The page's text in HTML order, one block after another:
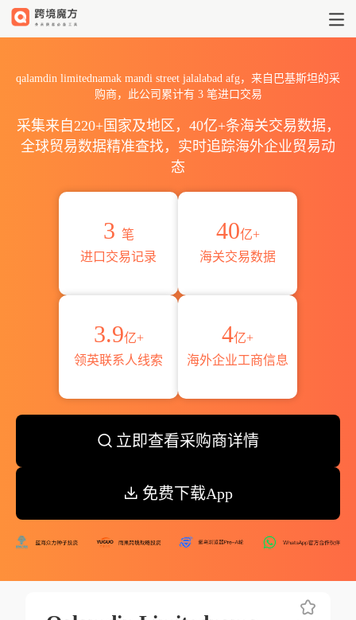
qalamdin limitednamak mandi street jalalabad afg，来自巴基斯坦的采
购商，此公司累计有 3笔进口交易
采集来自220+国家及地区，40亿+条海关交易数据，
全球贸易数据精准查找，实时追踪海外企业贸易动
态
3 笔
进口交易记录
40亿+
海关交易数据
3.9亿+
领英联系人线索
4亿+
海外企业工商信息
立即查看采购商详情
免费下载App